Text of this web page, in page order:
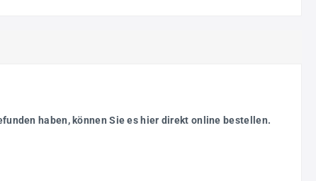
haben, können Sie es hier direkt online bestellen.